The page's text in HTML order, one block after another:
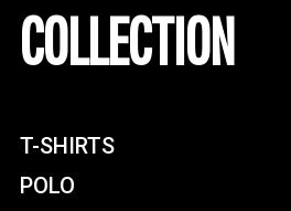
COLLECTION
T-SHIRTS
POLO